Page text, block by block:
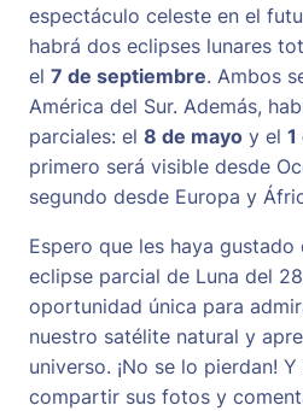
espectáculo celeste en el
habrá dos eclipses lunares
el 7 de septiembre. Ambos
América del Sur. Además,
parciales: el 8 de mayo y el 1
primero será visible desde
segundo desde Europa y
Espero que les haya
eclipse parcial de Luna del
oportunidad única para
nuestro satélite natural y
universo. ¡No se lo pierdan!
compartir sus fotos y